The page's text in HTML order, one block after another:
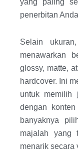
penerbitan
Selain
menawarkan
glossy, matte,
hardcover. Ini
untuk memilih
dengan
banyaknya
majalah yang
menarik secara